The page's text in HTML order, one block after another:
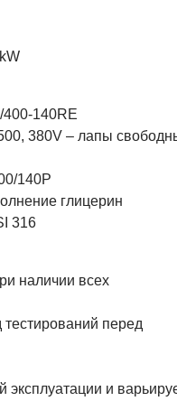
140RE
380V – лапы
140P
глицерин
316
наличии всех
перед
эксплуатации и